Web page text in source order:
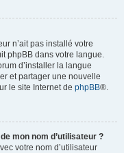
n’ait pas installé votre
phpBB dans votre langue.
d’installer la langue
et partager une nouvelle
le site Internet de phpBB®.
mon nom d’utilisateur ?
votre nom d’utilisateur